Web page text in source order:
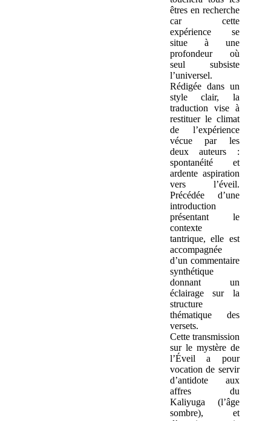
êtres en recherche
car cette
expérience se
situe à une
profondeur où
seul subsiste
l’universel.
Rédigée dans un
style clair, la
traduction vise à
restituer le climat
de l’expérience
vécue par les
deux auteurs :
spontanéité et
ardente aspiration
vers l’éveil.
Précédée d’une
introduction
présentant le
contexte
tantrique, elle est
accompagnée
d’un commentaire
synthétique
donnant un
éclairage sur la
structure
thématique des
versets.
Cette transmission
sur le mystère de
l’Éveil a pour
vocation de servir
d’antidote aux
affres du
Kaliyuga (l’âge
sombre), et